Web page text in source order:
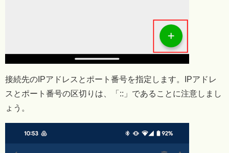
接続先のIPアドレスとポート番号を指定します。IPアドレ
スとポート番号の区切りは、「::」であることに注意しまし
ょう。